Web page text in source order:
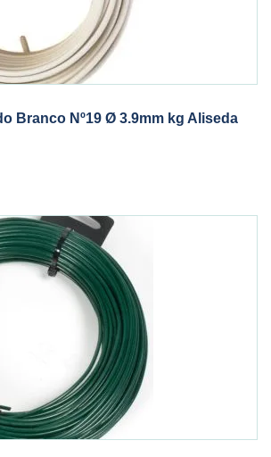
Branco Nº19 Ø 3.9mm kg Aliseda